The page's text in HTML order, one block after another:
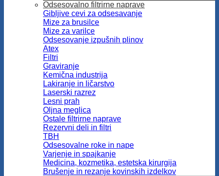
Odsesovalno filtrirne naprave
Gibljive cevi za odsesavanje
Mize za brusilce
Mize za varilce
Odsesovanje izpušnih plinov
Atex
Filtri
Graviranje
Kemična industrija
Lakiranje in ličarstvo
Laserski razrez
Lesni prah
Oljna meglica
Ostale filtrirne naprave
Rezervni deli in filtri
TBH
Odsesovalne roke in nape
Varjenje in spajkanje
Medicina, kozmetika, estetska kirurgija
Brušenje in rezanje kovinskih izdelkov